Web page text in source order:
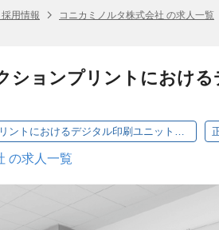
用情報 コニカミノルタ株式会社 の求人一覧
ョンプリントにおける
PPH90 プロダクションプリントにおけるデジタル印刷ユニットの技術開発 ・製品化設計
の求人一覧